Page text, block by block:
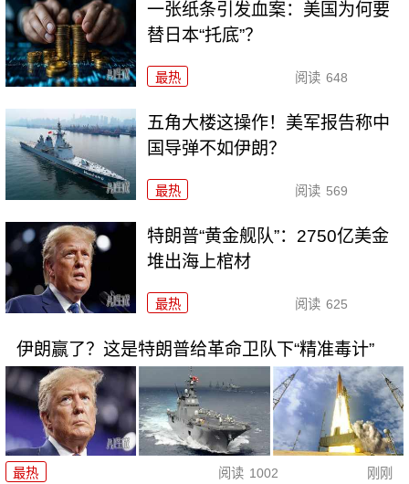
一张纸条引发血案：美国为何要
替日本“托底”？
最热 阅读 648
五角大楼这操作！美军报告称中
国导弹不如伊朗？
最热 阅读 569
特朗普“黄金舰队”：2750亿美金
堆出海上棺材
最热 阅读 625
伊朗赢了？这是特朗普给革命卫队下“精准毒计”
最热 阅读 1002 刚刚